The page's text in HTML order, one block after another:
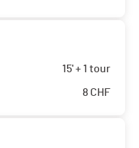
15' + 1 tour
8 CHF